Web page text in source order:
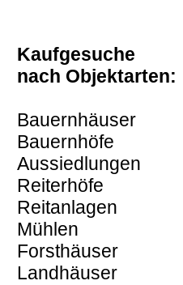
Kaufgesuche
nach Objektarten:
Bauernhäuser
Bauernhöfe
Aussiedlungen
Reiterhöfe
Reitanlagen
Mühlen
Forsthäuser
Landhäuser